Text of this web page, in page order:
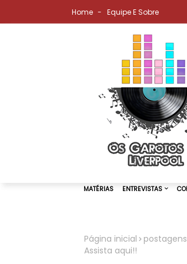
Home Equipe E Sobre
MATÉRIAS
Página inicial postagens
Assista aqui!!